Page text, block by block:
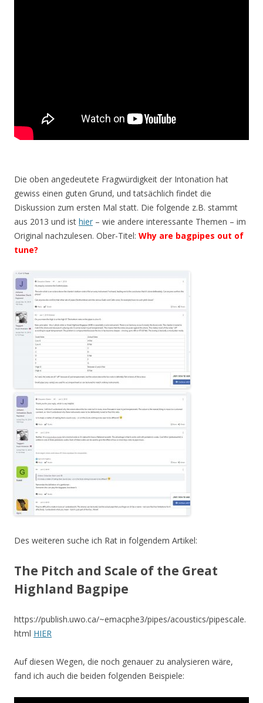
Die oben angedeutete Fragwürdigkeit der Intonation hat
gewiss einen guten Grund, und tatsächlich findet die
Diskussion zum ersten Mal statt. Die folgende z.B. stammt
aus 2013 und ist hier – wie andere interessante Themen – im
Original nachzulesen. Ober-Titel: Why are bagpipes out of
tune?
Des weiteren suche ich Rat in folgendem Artikel:
The Pitch and Scale of the Great
Highland Bagpipe
https://publish.uwo.ca/~emacphe3/pipes/acoustics/pipescale.
html HIER
Auf diesen Wegen, die noch genauer zu analysieren wäre,
fand ich auch die beiden folgenden Beispiele: